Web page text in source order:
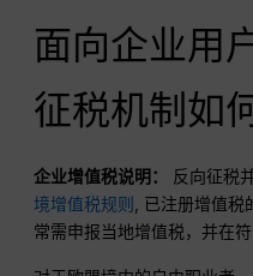
面向企业用
征税机制如
企业增值税说明： 反向征税
境增值税规则
, 已注册增值
常需申报当地增值税，并在